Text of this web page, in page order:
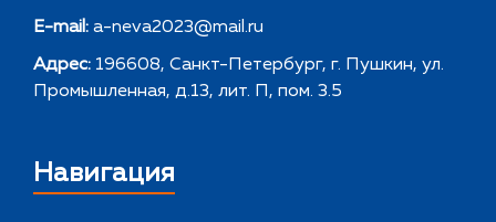
E-mail: a-neva2023@mail.ru
Адрес: 196608, Санкт-Петербург, г. Пушкин, ул.
Промышленная, д.13, лит. П, пом. 3.5
Навигация